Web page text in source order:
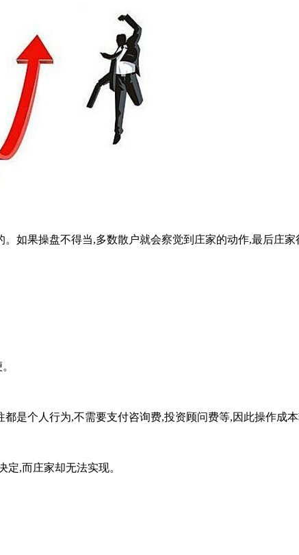
果操盘不得当,多数散户就会察觉到庄家的动作,最后庄家
个人行为,不需要支付咨询费,投资顾问费等,因此操作成本
,而庄家却无法实现。